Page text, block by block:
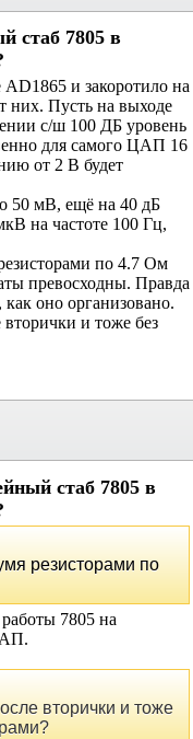
стаб 7805 в
и закоротило на
них. Пусть на выходе
с/ш 100 ДБ уровень
для самого ЦАП 16
от 2 В будет
50 мВ, ещё на 40 дБ
на частоте 100 Гц,
по 4.7 Ом
превосходны. Правда
оно организовано.
вторички и тоже без
стаб 7805 в
резисторами по
7805 на
вторички и тоже